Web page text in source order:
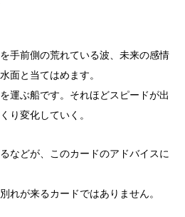
手前側の荒れている波、未来の感情
面と当てはめます。
運ぶ船です。それほどスピードが出
り変化していく。
などが、このカードのアドバイスに
れが来るカードではありません。